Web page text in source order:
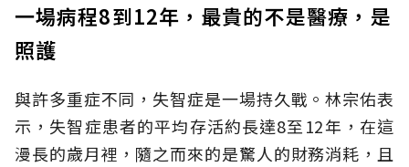
一場病程8到12年，最貴的不是醫療，是
照護
與許多重症不同，失智症是一場持久戰。林宗佑表
示，失智症患者的平均存活約長達8至12年，在這
漫長的歲月裡，隨之而來的是驚人的財務消耗，且